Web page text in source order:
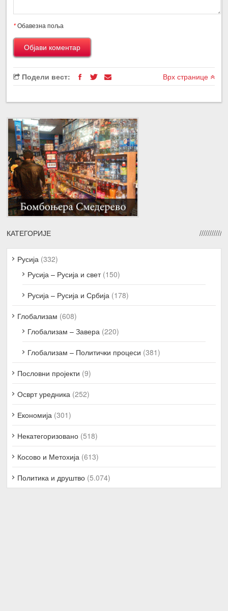
*Обавезна поља
Подели вест: Врх странице
КАТЕГОРИЈЕ
Русија (332)
Русија – Русија и свет(150)
Русија – Русија и Србија (178)
Глобализам (608)
Глобализам – Завера (220)
Глобализам – Политички процеси (381)
Пословни пројекти (9)
Осврт уредника (252)
Економија (301)
Некатегоризовано (518)
Косово и Метохија (613)
Политика и друштво (5.074)